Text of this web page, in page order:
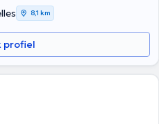
8,1 km
profiel